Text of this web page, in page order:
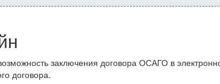
заключения договора ОСАГО в
договора.